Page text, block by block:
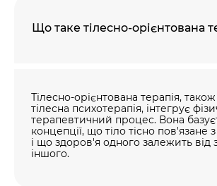
Що таке тілесно-орієнтована
Тілесно-орієнтована терапія,
тілесна психотерапія, інтегрує
терапевтичний процес. Вона
концепції, що тіло тісно пов'язане
і що здоров'я одного залежить від
іншого.